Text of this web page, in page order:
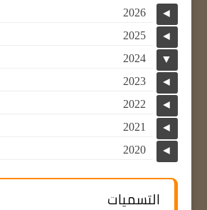
◄
2026
◄
2025
▼
2024
◄
2023
◄
2022
◄
2021
◄
2020
التسميات